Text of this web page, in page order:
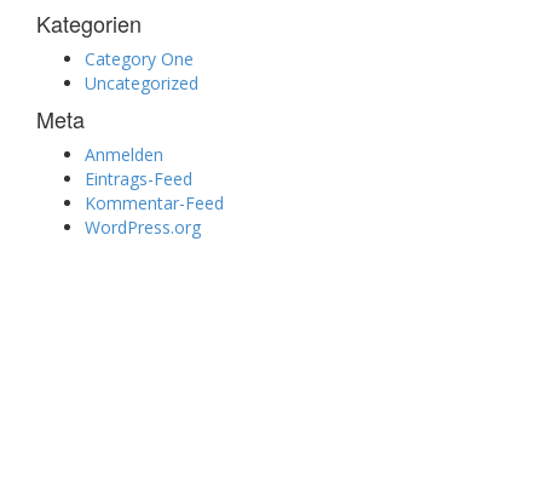
Kategorien
Category One
Uncategorized
Meta
Anmelden
Eintrags-Feed
Kommentar-Feed
WordPress.org